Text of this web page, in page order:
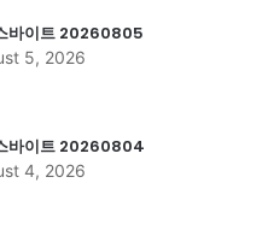
바이트 20260805
5, 2026
바이트 20260804
4, 2026